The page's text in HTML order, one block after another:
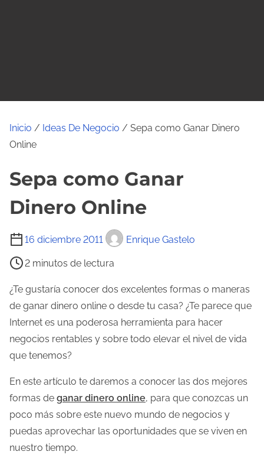
Inicio / Ideas De Negocio / Sepa como Ganar Dinero
Online
Sepa como Ganar
Dinero Online
16 diciembre 2011 Enrique Gastelo
T
e
m
p
o
d
e
e
c
t
u
r
2 minutos de lectura
¿Te gustaría conocer dos excelentes formas o maneras
de ganar dinero online o desde tu casa? ¿Te parece que
Internet es una poderosa herramienta para hacer
negocios rentables y sobre todo elevar el nivel de vida
que tenemos?
En este artículo te daremos a conocer las dos mejores
formas de ganar dinero online, para que conozcas un
poco más sobre este nuevo mundo de negocios y
puedas aprovechar las oportunidades que se viven en
nuestro tiempo.